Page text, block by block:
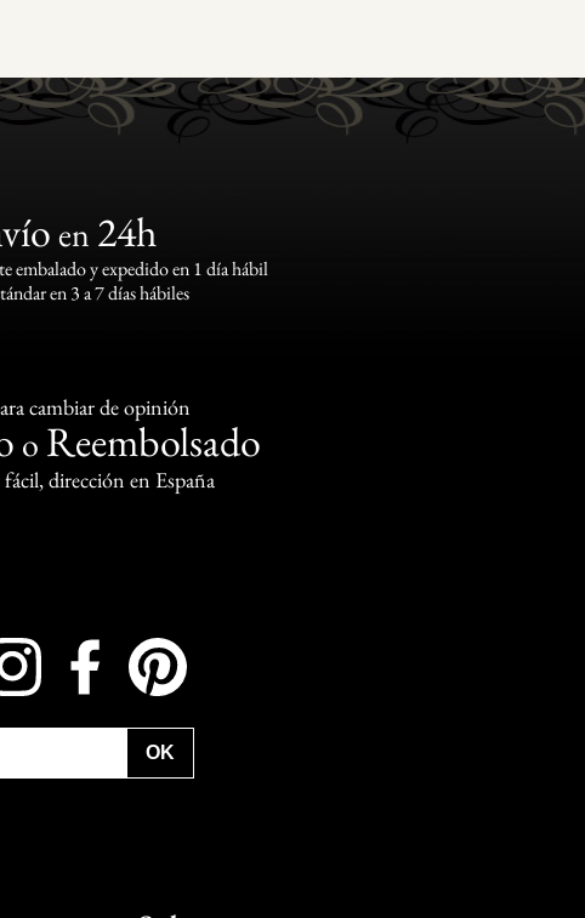
en 24h
embalado y expedido en 1 día hábil
en 3 a 7 días hábiles
cambiar de opinión
o Reembolsado
dirección en España
InstagramFacebook
OK